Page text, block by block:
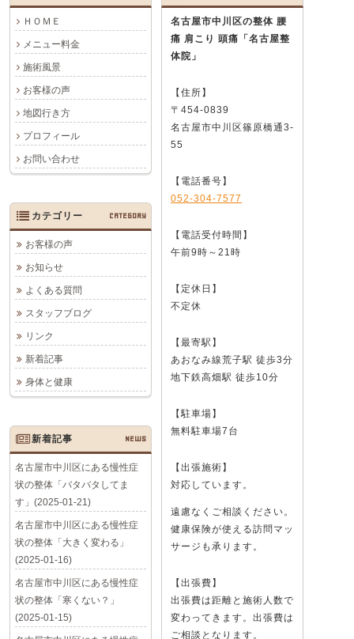
ＨＯＭＥ
メニュー料金
施術風景
お客様の声
地図行き方
プロフィール
お問い合わせ
名古屋市中川区の整体 腰
痛 肩こり 頭痛 「名古屋整
体院」
【住所】
〒454-0839
名古屋市中川区篠原橋通3-
55
【電話番号】
052-304-7577
【電話受付時間】
午前9時～21時
【定休日】
不定休
【最寄駅】
あおなみ線荒子駅 徒歩3分
地下鉄高畑駅 徒歩10分
【駐車場】
無料駐車場7台
【出張施術】
対応しています。
遠慮なくご相談ください。
健康保険が使える訪問マッ
サージも承ります。
【出張費】
出張費は距離と施術人数で
変わってきます。出張費は
ご相談となります。
カテゴリー CATEGORY
お客様の声
お知らせ
よくある質問
スタッフブログ
リンク
新着記事
身体と健康
新着記事 NEWS
名古屋市中川区にある慢性症
状の整体「バタバタしてま
す」(2025-01-21)
名古屋市中川区にある慢性症
状の整体「大きく変わる」
(2025-01-16)
名古屋市中川区にある慢性症
状の整体「寒くない？」
(2025-01-15)